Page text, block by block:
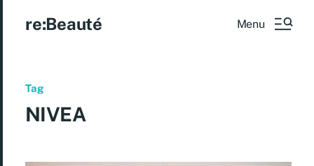
re:Beauté Menu
Tag
NIVEA